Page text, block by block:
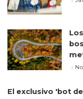
El exclusivo 'bot